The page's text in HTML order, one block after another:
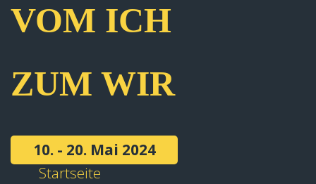
VOM ICH
ZUM WIR
10. - 20. Mai 2024
Startseite